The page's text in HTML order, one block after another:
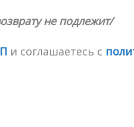
не подлежит/
и соглашаетесь с